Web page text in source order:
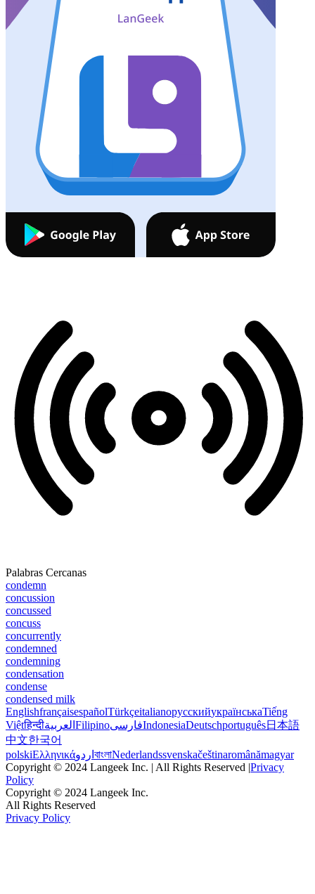
Palabras Cercanas
condemn
concussion
concussed
concuss
concurrently
condemned
condemning
condensation
condense
condensed milk
EnglishfrançaisespañolTürkçeitalianoрусскийукраїнськаTiếng
Việtहिन्दीالعربية FilipinoفارسیIndonesiaDeutschportuguês日本語
中文한국어
polskiΕλληνικάاردو বাংলাNederlandssvenskačeštinaromânămagyar
Copyright © 2024 Langeek Inc. | All Rights Reserved |Privacy
Policy
Copyright © 2024 Langeek Inc.
All Rights Reserved
Privacy Policy